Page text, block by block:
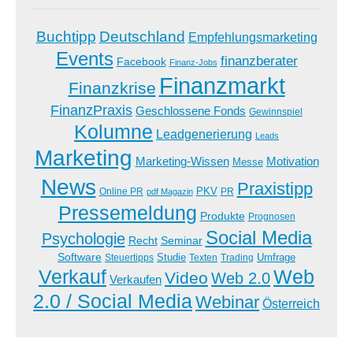
Buchtipp Deutschland Empfehlungsmarketing
Events Facebook Finanz-Jobs finanzberater
Finanzkrise Finanzmarkt
FinanzPraxis Geschlossene Fonds Gewinnspiel
Kolumne Leadgenerierung Leads
Marketing Marketing-Wissen Messe Motivation
News Online PR pdf Magazin PKV PR Praxistipp
Pressemeldung Produkte Prognosen
Psychologie Recht Seminar Social Media
Software Steuertipps Studie Texten Trading Umfrage
Verkauf Verkaufen Video Web 2.0Web
2.0 / Social MediaWebinar Österreich